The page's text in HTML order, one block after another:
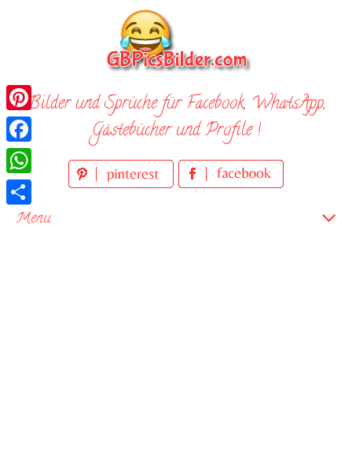
Bilder und Sprüche für Facebook, WhatsApp,
Gästebücher und Profile !
Menu
Pinterest
Facebook
WhatsApp
Teilen